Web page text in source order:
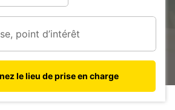
le lieu de prise en charge